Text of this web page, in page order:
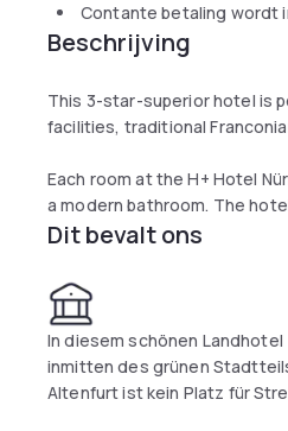
Contante betaling wordt
Beschrijving
This 3-star-superior hotel is
facilities, traditional
Each room at the H+ Hotel
a modern bathroom. The
walks and an invigorating
Regional and international
beer garden.
Dit bevalt ons
In diesem schönen Landhotel
inmitten des grünen
Altenfurt ist kein Platz für